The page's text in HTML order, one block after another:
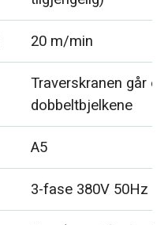
20 m/min
Traverskranen går
dobbeltbjelkene
A5
3-fase 380V 50Hz